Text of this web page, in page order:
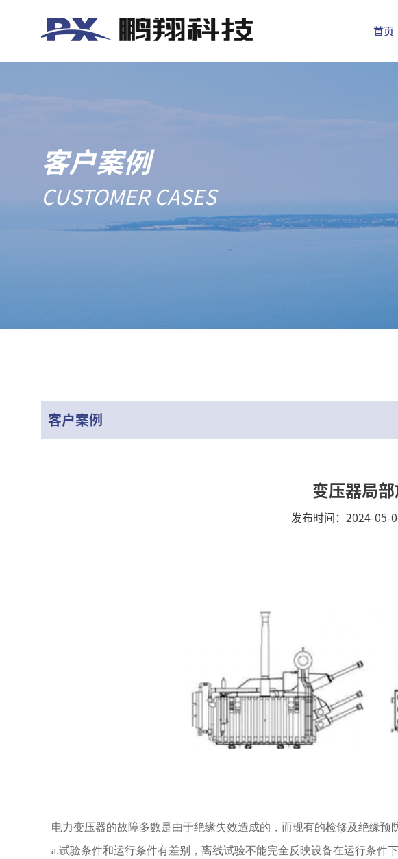
首页
CUSTOMER CASES
客户案例
客户案例
变压器局
发布时间：2024-05-
电力变压器的故障多数是由于绝缘失效造成的，而现有的检修及绝缘预
a.试验条件和运行条件有差别，离线试验不能完全反映设备在运行条件下